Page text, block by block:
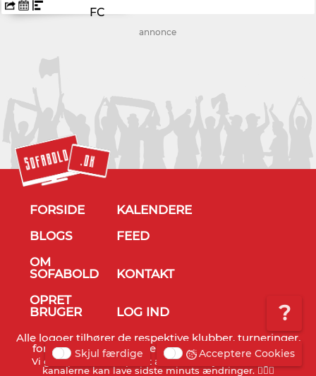
?
annonce
FORSIDE
KALENDERE
BLOGS
FEED
OM
SOFABOLD
KONTAKT
OPRET
BRUGER
LOG IND
Alle logoer tilhører de respektive klubber, turneringer,
forbund og TV stationer - © Sofabold 2011-2026
Vi gør opmærksom på, at alt info er vejledende og TV
kanalerne kan lave sidste minuts ændringer. 🤷🏻‍♂️
Skjul færdige Acceptere Cookies